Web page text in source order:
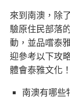
來到南澳，除
驗原住民部落
動，並品嚐泰
迎參考以下攻
體會泰雅文化！
南澳有哪些